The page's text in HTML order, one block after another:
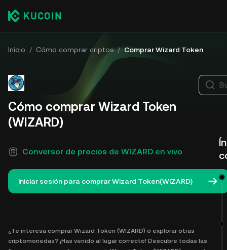
Inicio / Cómo comprar criptos / Comprar Wizard Token
Cómo comprar Wizard Token
(WIZARD)
Conversor de precios de WIZARD en vivo
Iniciar sesión para comprar Wizard Token(WIZARD)
¿Te interesa comprar Wizard Token (WIZARD) o explorar otras
criptomonedas? ¡Has venido al lugar correcto! Descubre todas las